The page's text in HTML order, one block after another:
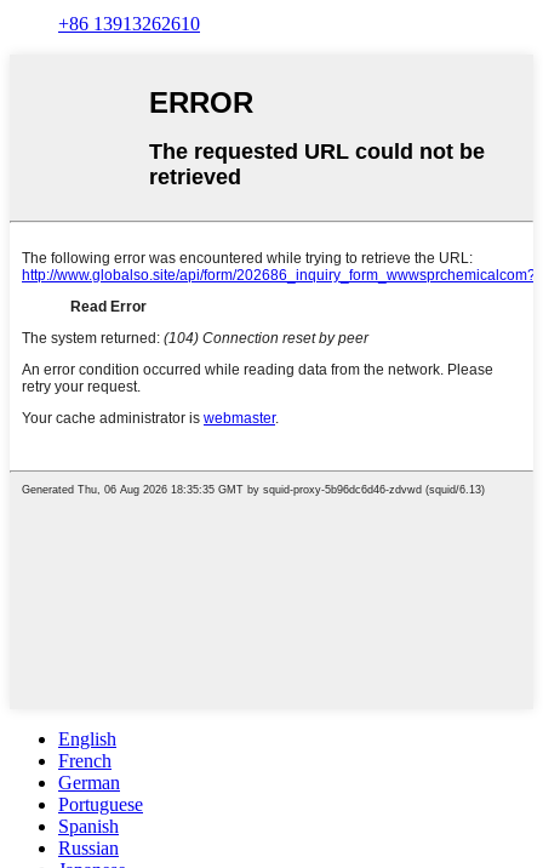
+86 13913262610
English
French
German
Portuguese
Spanish
Russian